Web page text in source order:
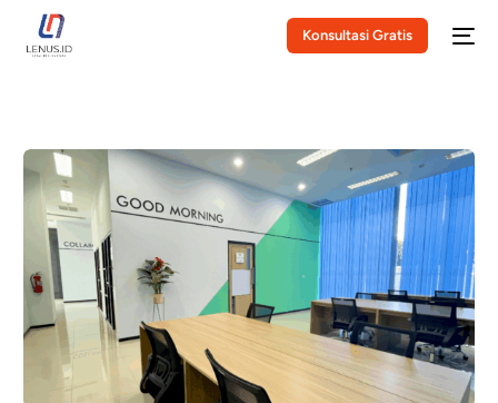
Konsultasi Gratis